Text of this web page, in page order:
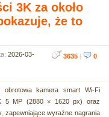
3K za około
że to
2026-03- 3635 | 0
obrotowa kamera smart Wi-Fi
5 MP (2880 × 1620 px) oraz
zapewniające wyraźne nagrania